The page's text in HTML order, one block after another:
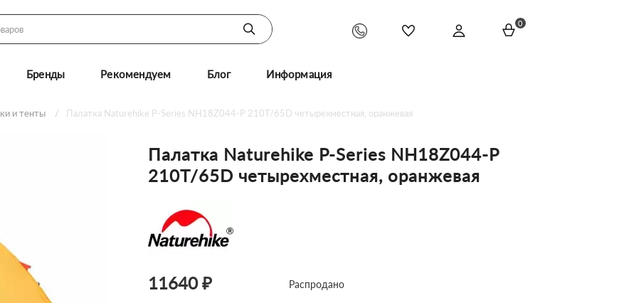
0
Бренды Рекомендуем Блог Информация
и тенты Палатка Naturehike P-Series NH18Z044-P 210T/65D четырехместная, оранжевая
Палатка Naturehike P-Series NH18Z044-P
210T/65D четырехместная, оранжевая
11640 ₽ Распродано